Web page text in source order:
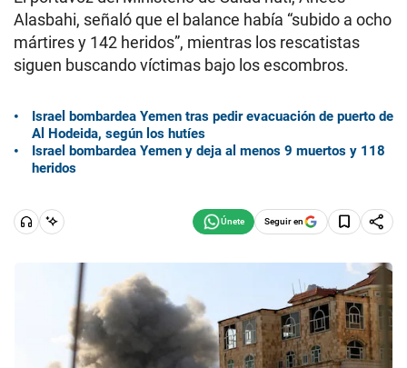
Alasbahi, señaló que el balance había “subido a ocho
mártires y 142 heridos”, mientras los rescatistas
siguen buscando víctimas bajo los escombros.
Israel bombardea Yemen tras pedir evacuación de puerto de
Al Hodeida, según los hutíes
Israel bombardea Yemen y deja al menos 9 muertos y 118
heridos
Seguir en